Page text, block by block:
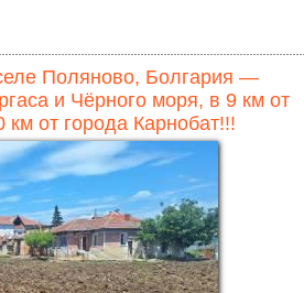
Поляново, Болгария —
и Чёрного моря, в 9 км от
км от города Карнобат!!!